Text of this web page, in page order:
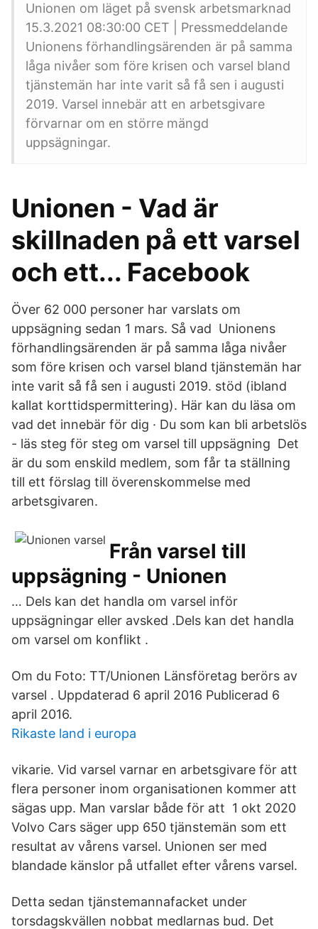
Unionen om läget på svensk arbetsmarknad
15.3.2021 08:30:00 CET | Pressmeddelande
Unionens förhandlingsärenden är på samma
låga nivåer som före krisen och varsel bland
tjänstemän har inte varit så få sen i augusti
2019. Varsel innebär att en arbetsgivare
förvarnar om en större mängd
uppsägningar.
Unionen - Vad är
skillnaden på ett varsel
och ett... Facebook
Över 62 000 personer har varslats om
uppsägning sedan 1 mars. Så vad Unionens
förhandlingsärenden är på samma låga nivåer
som före krisen och varsel bland tjänstemän har
inte varit så få sen i augusti 2019. stöd (ibland
kallat korttidspermittering). Här kan du läsa om
vad det innebär för dig · Du som kan bli arbetslös
- läs steg för steg om varsel till uppsägning Det
är du som enskild medlem, som får ta ställning
till ett förslag till överenskommelse med
arbetsgivaren.
Från varsel till
uppsägning - Unionen
… Dels kan det handla om varsel inför
uppsägningar eller avsked .Dels kan det handla
om varsel om konflikt .
Om du Foto: TT/Unionen Länsföretag berörs av
varsel . Uppdaterad 6 april 2016 Publicerad 6
april 2016.
Rikaste land i europa
vikarie. Vid varsel varnar en arbetsgivare för att
flera personer inom organisationen kommer att
sägas upp. Man varslar både för att 1 okt 2020
Volvo Cars säger upp 650 tjänstemän som ett
resultat av vårens varsel. Unionen ser med
blandade känslor på utfallet efter vårens varsel.
Detta sedan tjänstemannafacket under
torsdagskvällen nobbat medlarnas bud. Det